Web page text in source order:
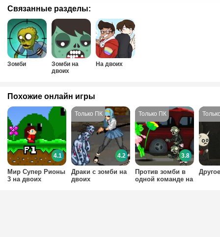
Связанные разделы:
Зомби
Зомби на
двоих
На двоих
Похожие онлайн игры
Драки с зомби на
двоих
4.2
Против зомби в
одной команде на
3.8
Мир Супер Рионы
3 на двоих
4.1